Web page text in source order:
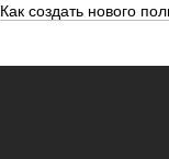
Как создать нового